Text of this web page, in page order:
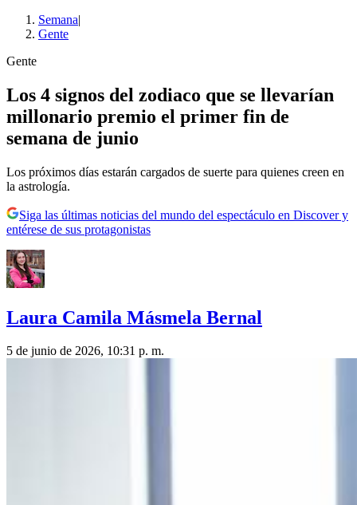
Semana|
Gente
Gente
Los 4 signos del zodiaco que se llevarían
millonario premio el primer fin de
semana de junio
Los próximos días estarán cargados de suerte para quienes creen en
la astrología.
Siga las últimas noticias del mundo del espectáculo en Discover y
entérese de sus protagonistas
Laura Camila Másmela Bernal
5 de junio de 2026, 10:31 p. m.